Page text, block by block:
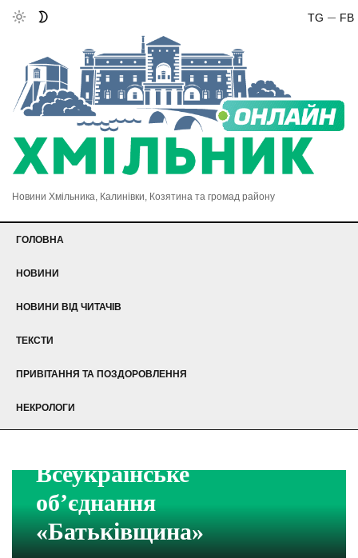
FB
TG
Новини Хмільника, Калинівки, Козятина та громад району
ГОЛОВНА
НОВИНИ
НОВИНИ ВІД ЧИТАЧІВ
ТЕКСТИ
ПРИВІТАННЯ ТА ПОЗДОРОВЛЕННЯ
НЕКРОЛОГИ
Всеукраїнське
об’єднання
«Батьківщина»